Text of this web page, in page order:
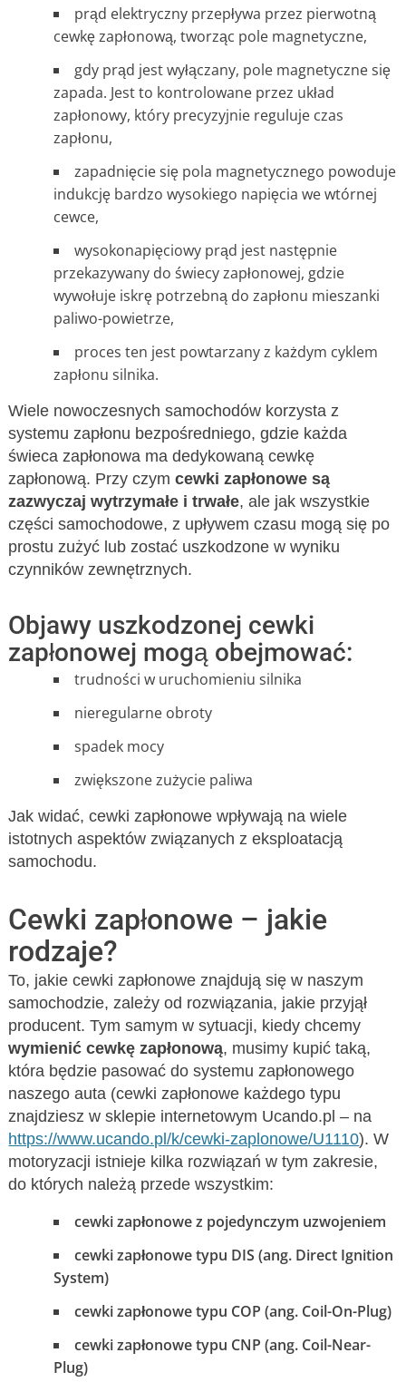
prąd elektryczny przepływa przez pierwotną
cewkę zapłonową, tworząc pole magnetyczne,
gdy prąd jest wyłączany, pole magnetyczne się
zapada. Jest to kontrolowane przez układ
zapłonowy, który precyzyjnie reguluje czas
zapłonu,
zapadnięcie się pola magnetycznego powoduje
indukcję bardzo wysokiego napięcia we wtórnej
cewce,
wysokonapięciowy prąd jest następnie
przekazywany do świecy zapłonowej, gdzie
wywołuje iskrę potrzebną do zapłonu mieszanki
paliwo-powietrze,
proces ten jest powtarzany z każdym cyklem
zapłonu silnika.
Wiele nowoczesnych samochodów korzysta z
systemu zapłonu bezpośredniego, gdzie każda
świeca zapłonowa ma dedykowaną cewkę
zapłonową. Przy czymcewki zapłonowe są
zazwyczaj wytrzymałe i trwałe, ale jak wszystkie
części samochodowe, z upływem czasu mogą się po
prostu zużyć lub zostać uszkodzone w wyniku
czynników zewnętrznych.
Objawy uszkodzonej cewki
zapłonowej mogą obejmować:
trudności w uruchomieniu silnika
nieregularne obroty
spadek mocy
zwiększone zużycie paliwa
Jak widać, cewki zapłonowe wpływają na wiele
istotnych aspektów związanych z eksploatacją
samochodu.
Cewki zapłonowe – jakie
rodzaje?
To, jakie cewki zapłonowe znajdują się w naszym
samochodzie, zależy od rozwiązania, jakie przyjął
producent. Tym samym w sytuacji, kiedy chcemy
wymienić cewkę zapłonową, musimy kupić taką,
która będzie pasować do systemu zapłonowego
naszego auta (cewki zapłonowe każdego typu
znajdziesz w sklepie internetowym Ucando.pl – na
https://www.ucando.pl/k/cewki-zaplonowe/U1110). W
motoryzacji istnieje kilka rozwiązań w tym zakresie,
do których należą przede wszystkim:
cewki zapłonowe z pojedynczym uzwojeniem
cewki zapłonowe typu DIS (ang. Direct Ignition
System)
cewki zapłonowe typu COP (ang. Coil-On-Plug)
cewki zapłonowe typu CNP (ang. Coil-Near-
Plug)